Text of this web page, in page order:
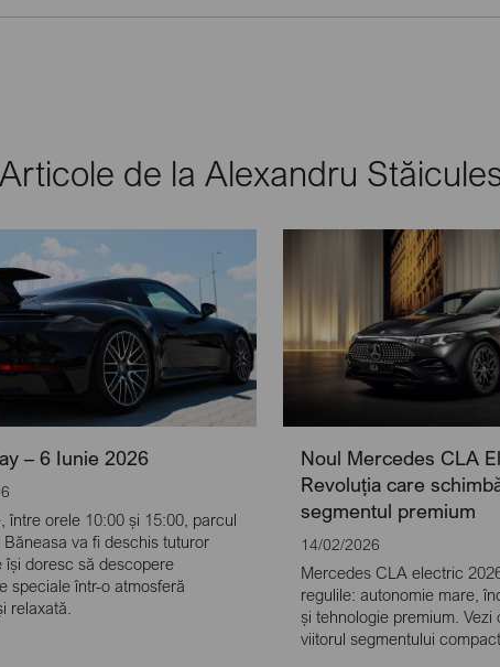
Articole de la Alexandru
– 6 Iunie 2026
între orele 10:00 și 15:00, parcul
Băneasa va fi deschis tuturor
își doresc să descopere
speciale într-o atmosferă
relaxată.
Noul Mercedes CLA
Revoluția care
segmentul premium
14/02/2026
Mercedes CLA electric
regulile: autonomie mare,
și tehnologie premium. Vezi
viitorul segmentului compact.